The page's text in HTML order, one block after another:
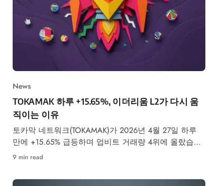
News
TOKAMAK 하루 +15.65%, 이더리움 L2가 다시 움
직이는 이유
토카막 네트워크(TOKAMAK)가 2026년 4월 27일 하루
만에 +15.65% 급등하며 업비트 거래량 4위에 올랐습니
다. 이더리움 L2 섹터 재점화 배경과 향후 전망을 분석
9 min read